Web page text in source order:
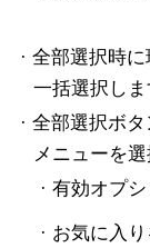
· 全部選択時
一括選択しま
· 全部選択ボ
メニューを選
· 有効オプ
· お気に入